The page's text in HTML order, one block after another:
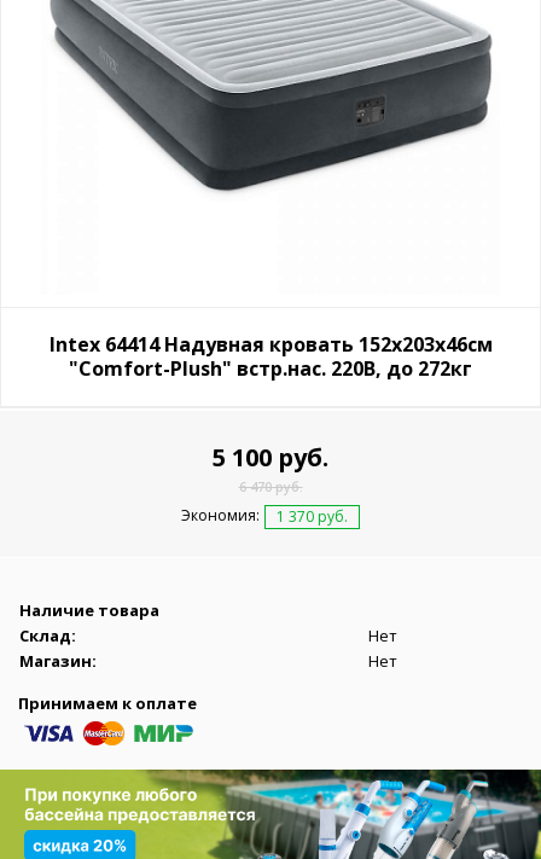
Intex 64414 Надувная кровать 152х203х46см
"Comfort-Plush" встр.нас. 220В, до 272кг
5 100 руб.
6 470 руб.
Экономия: 1 370 руб.
Наличие товара
Склад:
Нет
Магазин:
Нет
Принимаем к оплате